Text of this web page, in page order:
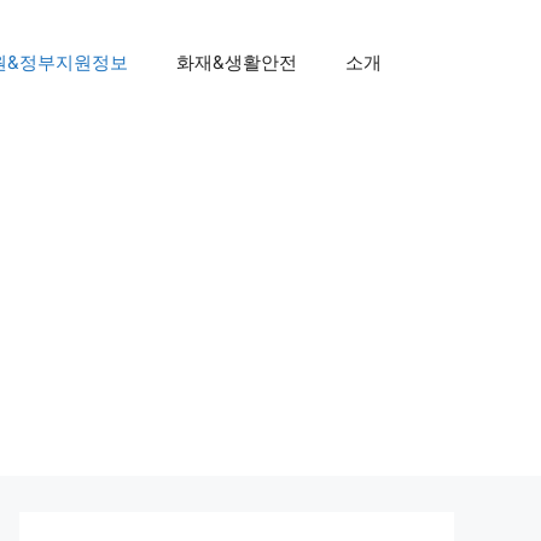
&정부지원정보 화재&생활안전 소개